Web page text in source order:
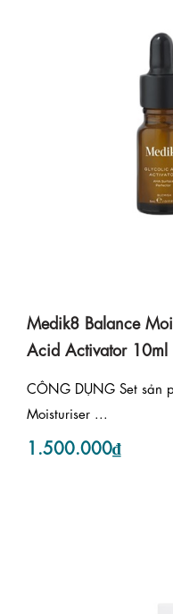
Medik8 Balance
Acid Activator 10ml
CÔNG DỤNG Set sản
Moisturiser ...
1.500.000₫